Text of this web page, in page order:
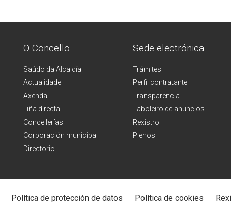
O Concello
Saúdo da Alcaldía
Actualidade
Axenda
Liña directa
Concellerías
Corporación municipal
Directorio
Sede electrónica
Trámites
Perfil contratante
Transparencia
Taboleiro de anuncios
Rexistro
Plenos
Política de protección de datos Política de cookies